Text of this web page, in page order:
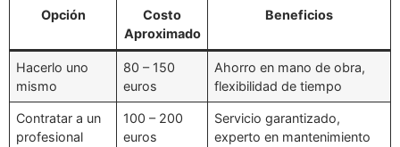
Opción
Costo
Aproximado
Beneficios
Hacerlo uno
mismo
80 – 150
euros
Ahorro en mano de obra,
flexibilidad de tiempo
Contratar a un
profesional
100 – 200
euros
Servicio garantizado,
experto en mantenimiento